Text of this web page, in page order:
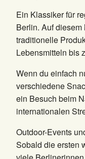
Ein Klassiker für
Berlin. Auf
traditionelle
Lebensmitteln bis
Wenn du einfach
verschiedene
ein Besuch beim
internationalen
Outdoor-Events
Sobald die ersten